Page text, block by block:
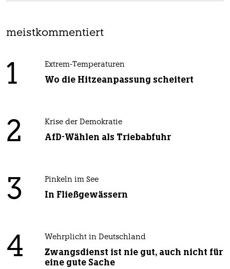
meistkommentiert
1 Extrem-Temperaturen
Wo die Hitzeanpassung scheitert
2 Krise der Demokratie
AfD-Wählen als Triebabfuhr
3 Pinkeln im See
In Fließgewässern
4 Wehrplicht in Deutschland
Zwangsdienst ist nie gut, auch nicht für
eine gute Sache